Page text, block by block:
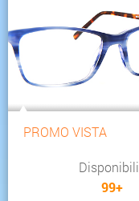
PROMO VISTA
Disponibili
99+